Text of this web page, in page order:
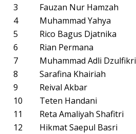
3
Fauzan Nur Hamzah
4
Muhammad Yahya
5
Rico Bagus Djatnika
6
Rian Permana
7
Muhammad Adli Dzulfikri
8
Sarafina Khairiah
9
Reival Akbar
10
Teten Handani
11
Reta Amaliyah Shafitri
12
Hikmat Saepul Basri